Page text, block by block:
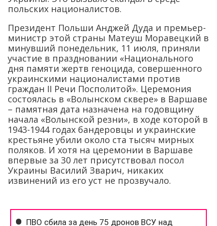
польских националистов.
Президент Польши Анджей Дуда и премьер-
министр этой страны Матеуш Моравецкий в
минувший понедельник, 11 июля, приняли
участие в праздновании «Национального
дня памяти жертв геноцида, совершенного
украинскими националистами против
граждан II Речи Посполитой». Церемония
состоялась в «Волынском сквере» в Варшаве
– памятная дата назначена на годовщину
начала «Волынской резни», в ходе которой в
1943-1944 годах бандеровцы и украинские
крестьяне убили около ста тысяч мирных
поляков. И хотя на церемонии в Варшаве
впервые за 30 лет присутствовал посол
Украины Василий Зварич, никаких
извинений из его уст не прозвучало.